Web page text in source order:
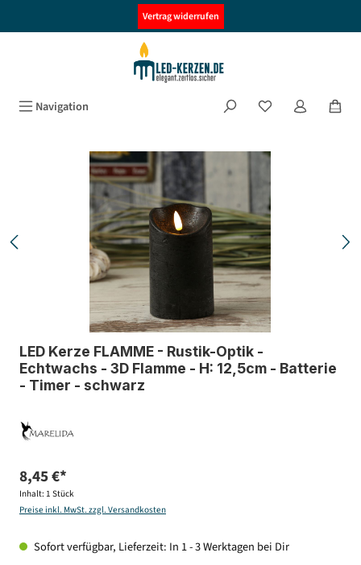
Vertrag widerrufen
Navigation
Bildergalerie überspringen
LED Kerze FLAMME - Rustik-Optik -
Echtwachs - 3D Flamme - H: 12,5cm - Batterie
- Timer - schwarz
8,45 €*
Inhalt: 1 Stück
Preise inkl. MwSt. zzgl. Versandkosten
Sofort verfügbar, Lieferzeit: In 1 - 3 Werktagen bei Dir